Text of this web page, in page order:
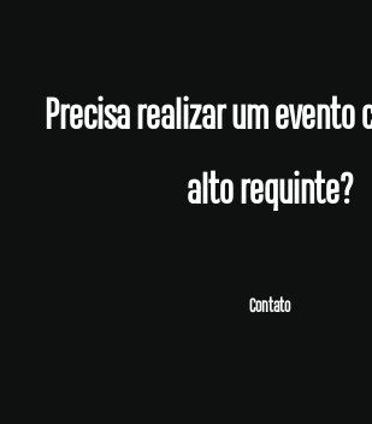
Precisa realizar um evento
alto requinte?
Contato